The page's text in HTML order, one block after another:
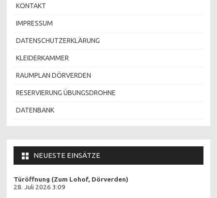
KONTAKT
IMPRESSUM
DATENSCHUTZERKLÄRUNG
KLEIDERKAMMER
RAUMPLAN DÖRVERDEN
RESERVIERUNG ÜBUNGSDROHNE
DATENBANK
NEUESTE EINSÄTZE
Türöffnung (Zum Lohof, Dörverden)
28. Juli 2026 3:09